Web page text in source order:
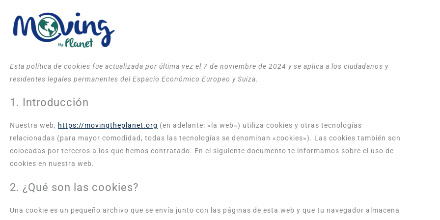
contenido
Esta política de cookies fue actualizada por última vez el 7 de noviembre de 2024 y se aplica a los ciudadanos y
residentes legales permanentes del Espacio Económico Europeo y Suiza.
1. Introducción
Nuestra web, https://movingtheplanet.org (en adelante: «la web») utiliza cookies y otras tecnologías
relacionadas (para mayor comodidad, todas las tecnologías se denominan «cookies»). Las cookies también son
colocadas por terceros a los que hemos contratado. En el siguiente documento te informamos sobre el uso de
cookies en nuestra web.
2. ¿Qué son las cookies?
Una cookie es un pequeño archivo que se envía junto con las páginas de esta web y que tu navegador almacena